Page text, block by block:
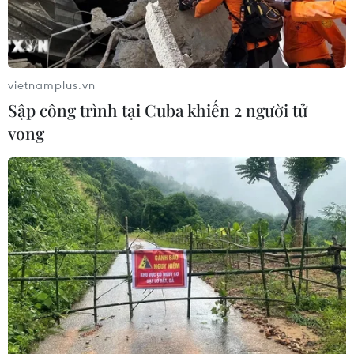
Brazil hạ cấp quan hệ với Argentina,
căng thẳng ngoại giao với Mỹ
05/08/2026 03:55
Mỹ dự chi thêm 1,4 tỷ USD cho hoạt
động của Vệ binh Quốc gia
05/08/2026 03:26
Báo Argentina nói ngành vật liệu
công nghệ cao Việt Nam "hút" đầu tư
nước ngoài
05/08/2026 03:11
vietnamplus.vn
Sập công trình tại Cuba khiến 2 người tử
vong